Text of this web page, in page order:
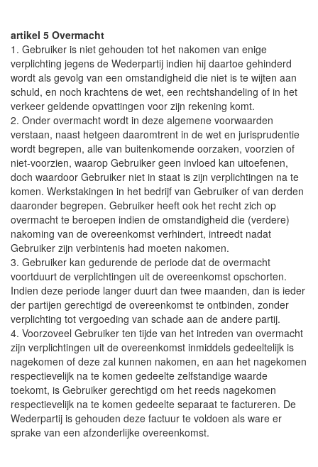
artikel 5 Overmacht
1. Gebruiker is niet gehouden tot het nakomen van enige
verplichting jegens de Wederpartij indien hij daartoe gehinderd
wordt als gevolg van een omstandigheid die niet is te wijten aan
schuld, en noch krachtens de wet, een rechtshandeling of in het
verkeer geldende opvattingen voor zijn rekening komt.
2. Onder overmacht wordt in deze algemene voorwaarden
verstaan, naast hetgeen daaromtrent in de wet en jurisprudentie
wordt begrepen, alle van buitenkomende oorzaken, voorzien of
niet-voorzien, waarop Gebruiker geen invloed kan uitoefenen,
doch waardoor Gebruiker niet in staat is zijn verplichtingen na te
komen. Werkstakingen in het bedrijf van Gebruiker of van derden
daaronder begrepen. Gebruiker heeft ook het recht zich op
overmacht te beroepen indien de omstandigheid die (verdere)
nakoming van de overeenkomst verhindert, intreedt nadat
Gebruiker zijn verbintenis had moeten nakomen.
3. Gebruiker kan gedurende de periode dat de overmacht
voortduurt de verplichtingen uit de overeenkomst opschorten.
Indien deze periode langer duurt dan twee maanden, dan is ieder
der partijen gerechtigd de overeenkomst te ontbinden, zonder
verplichting tot vergoeding van schade aan de andere partij.
4. Voorzoveel Gebruiker ten tijde van het intreden van overmacht
zijn verplichtingen uit de overeenkomst inmiddels gedeeltelijk is
nagekomen of deze zal kunnen nakomen, en aan het nagekomen
respectievelijk na te komen gedeelte zelfstandige waarde
toekomt, is Gebruiker gerechtigd om het reeds nagekomen
respectievelijk na te komen gedeelte separaat te factureren. De
Wederpartij is gehouden deze factuur te voldoen als ware er
sprake van een afzonderlijke overeenkomst.